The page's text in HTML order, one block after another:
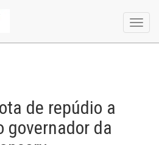
de repúdio a
governador da